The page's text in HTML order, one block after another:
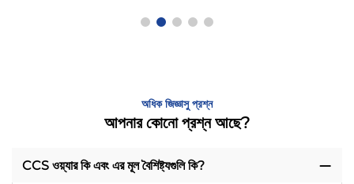
অধিক জিজ্ঞাসু প্রশ্ন
আপনার কোনো প্রশ্ন আছে?
CCS ওয়্যার কি এবং এর মূল বৈশিষ্ট্যগুলি কি?